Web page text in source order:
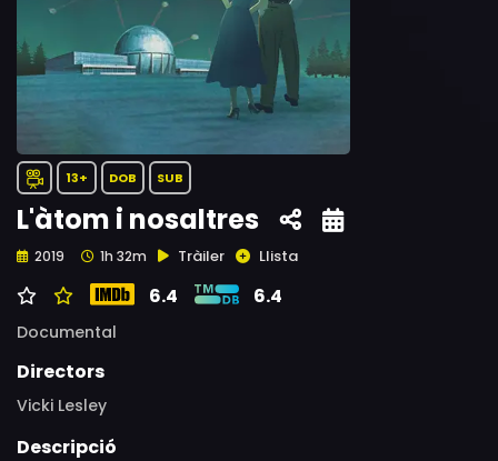
13+ DOB SUB
L'àtom i nosaltres
2019 1h 32m Tràiler Llista
6.4 6.4
Documental
Directors
Vicki Lesley
Descripció